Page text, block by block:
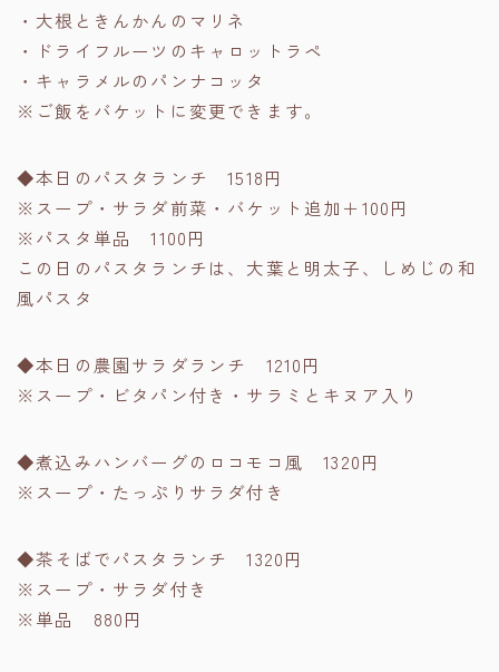
・大根ときんかんのマリネ
・ドライフルーツのキャロットラペ
・キャラメルのパンナコッタ
※ご飯をバケットに変更できます。
◆本日のパスタランチ 1518円
※スープ・サラダ前菜・バケット追加＋100円
※パスタ単品 1100円
この日のパスタランチは、大葉と明太子、しめじの和
風パスタ
◆本日の農園サラダランチ 1210円
※スープ・ビタパン付き・サラミとキヌア入り
◆煮込みハンバーグのロコモコ風 1320円
※スープ・たっぷりサラダ付き
◆茶そばでパスタランチ 1320円
※スープ・サラダ付き
※単品 880円